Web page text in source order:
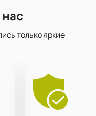
Музыканты группы
на своих
прозвучат как
насладиться
группы «Billy’s
приобрести
только яркие